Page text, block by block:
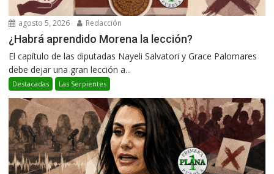
agosto 5, 2026 Redacción
¿Habrá aprendido Morena la lección?
El capítulo de las diputadas Nayeli Salvatori y Grace Palomares
debe dejar una gran lección a...
Destacadas Las Serpientes